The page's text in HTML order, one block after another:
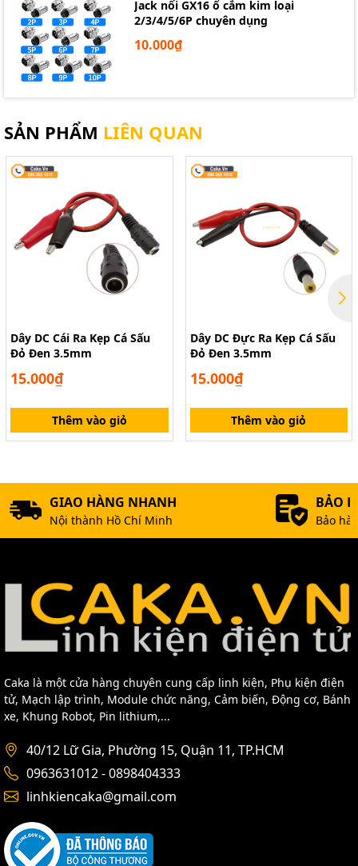
Jack nối GX16 ổ cắm kim loại
2/3/4/5/6P chuyên dụng
10.000₫
SẢN PHẨM LIÊN QUAN
Dây DC Cái Ra Kẹp Cá Sấu
Đỏ Đen 3.5mm
15.000₫
Thêm vào giỏ
Dây DC Đực Ra Kẹp Cá Sấu
Đỏ Đen 3.5mm
15.000₫
Thêm vào giỏ
GIAO HÀNG NHANH
Nội thành Hồ Chí Minh
BẢO
Bảo
Caka là một cửa hàng chuyên cung cấp linh kiện, Phụ kiện điện
tử, Mạch lập trình, Module chức năng, Cảm biến, Động cơ, Bánh
xe, Khung Robot, Pin lithium,...
40/12 Lữ Gia, Phường 15, Quận 11, TP.HCM
0963631012 - 0898404333
linhkiencaka@gmail.com